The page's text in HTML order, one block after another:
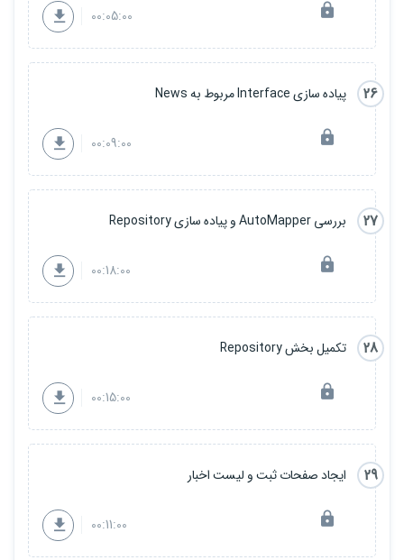
00:05:00
26 پیاده سازی Interface مربوط به News
00:09:00
27 بررسی AutoMapper و پیاده سازی Repository
00:18:00
28 تکمیل بخش Repository
00:15:00
29 ایجاد صفحات ثبت و لیست اخبار
00:11:00